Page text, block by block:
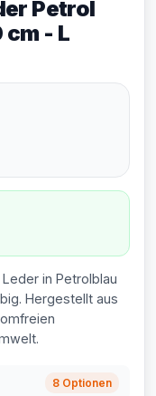
Petrol
cm - L
in Petrolblau
Hergestellt aus
8 Optionen